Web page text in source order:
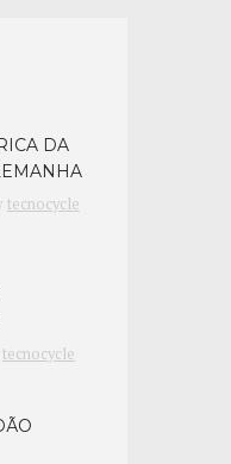
DA
tecnocycle
tecnocycle